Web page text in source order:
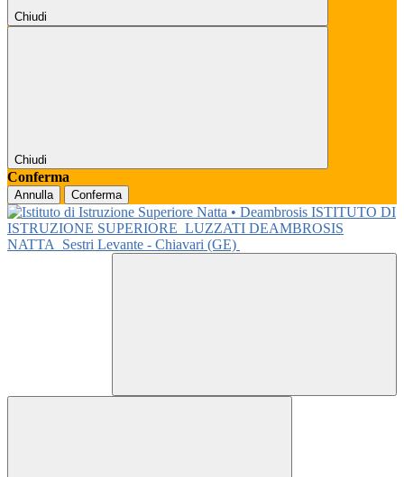
Chiudi
Chiudi
Conferma
Annulla Conferma
ISTITUTO DI
ISTRUZIONE SUPERIORE LUZZATI DEAMBROSIS
NATTA
Sestri Levante - Chiavari (GE)